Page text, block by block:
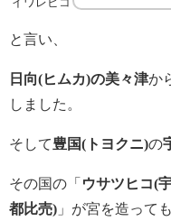
イワレビコ
と言い、
日向(ヒムカ)の美々津か
しました。
そして豊国(トヨクニ)の
その国の「 ウサツヒコ(
都比売) 」が宮を造って